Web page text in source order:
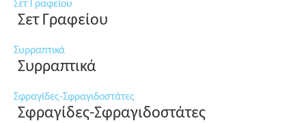
Σετ Γραφείου
Σετ Γραφείου
Συρραπτικά
Συρραπτικά
Σφραγίδες-Σφραγιδοστάτες
Σφραγίδες-Σφραγιδοστάτες